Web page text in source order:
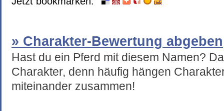
» Charakter-Bewertung abgeben
Hast du ein Pferd mit diesem Namen?
Charakter, denn häufig hängen
miteinander zusammen!